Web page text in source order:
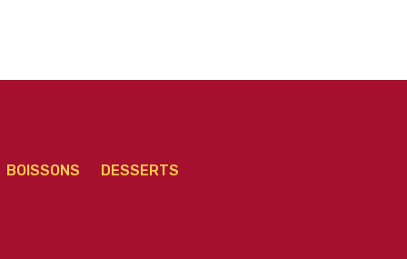
BOISSONS DESSERTS